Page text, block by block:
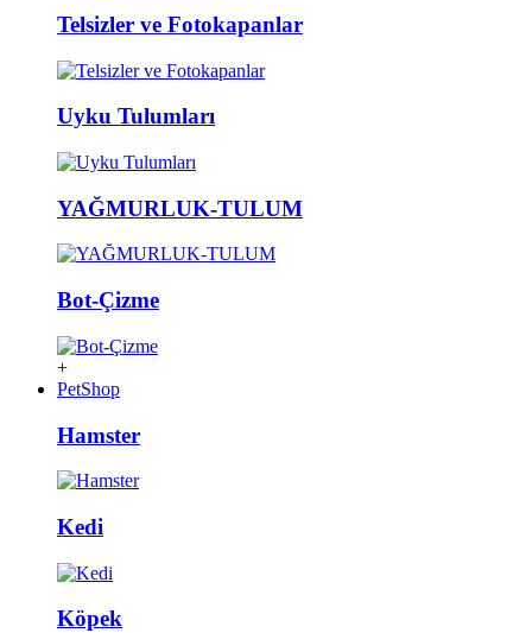
Telsizler ve Fotokapanlar
Uyku Tulumları
YAĞMURLUK-TULUM
Bot-Çizme
+
PetShop
Hamster
Kedi
Köpek